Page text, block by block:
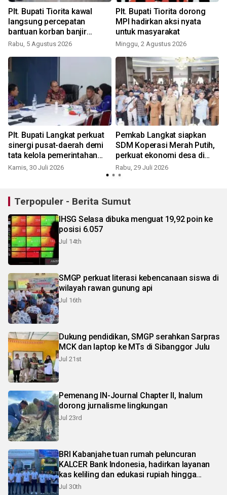
Plt. Bupati Tiorita kawal
langsung percepatan
bantuan korban banjir
Langkat ke Jakarta
Rabu, 5 Agustus 2026
Plt. Bupati Tiorita dorong
MPI hadirkan aksi nyata
untuk masyarakat
Minggu, 2 Agustus 2026
Plt. Bupati Langkat perkuat
sinergi pusat-daerah demi
tata kelola pemerintahan
yang lebih baik
Kamis, 30 Juli 2026
Pemkab Langkat siapkan
SDM Koperasi Merah Putih,
perkuat ekonomi desa di
Langkat
Rabu, 29 Juli 2026
Terpopuler - Berita Sumut
IHSG Selasa dibuka menguat 19,92 poin ke
posisi 6.057
Jul 14th
SMGP perkuat literasi kebencanaan siswa di
wilayah rawan gunung api
Jul 16th
Dukung pendidikan, SMGP serahkan Sarpras
MCK dan laptop ke MTs di Sibanggor Julu
Jul 21st
Pemenang IN-Journal Chapter II, Inalum
dorong jurnalisme lingkungan
Jul 23rd
BRI Kabanjahe tuan rumah peluncuran
KALCER Bank Indonesia, hadirkan layanan
kas keliling dan edukasi rupiah hingga
pelosok Karo
Jul 30th